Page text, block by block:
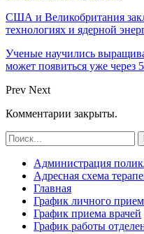
США и Великобритания
технологиях и ядерной
Ученые научились
может появиться уже через
Prev Next
Комментарии закрыты.
Администрация
Адресная схема
Главная
График личного
График приема врачей
График работы